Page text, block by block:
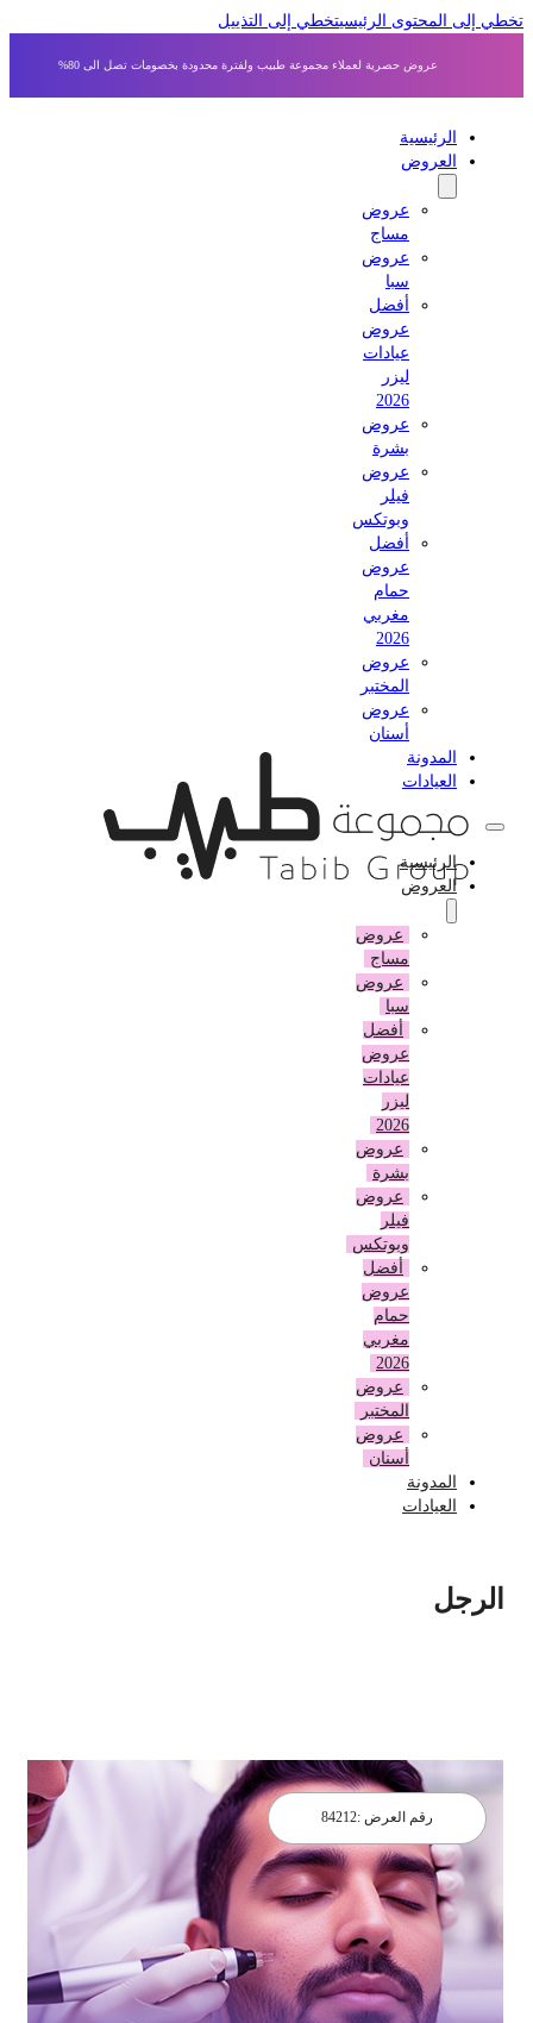
إلى المحتوى الرئيسي تخطي إلى التذييل
عروض حصرية لعملاء مجموعة طبيب ولفترة محدودة بخصومات تصل الى 80%
الرئيسية
العروض
عروض
مساج
عروض
أفضل
عروض
عيادات
2026
عروض
بشرة
عروض
وبوتكس
أفضل
عروض
حمام
مغربي
2026
عروض
المختبر
عروض
أسنان
المدونة
العيادات
الرئيسية
العروض
عروض
مساج
عروض
أفضل
عروض
عيادات
2026
عروض
بشرة
عروض
وبوتكس
أفضل
عروض
حمام
مغربي
2026
عروض
المختبر
عروض
أسنان
المدونة
العيادات
الرجل
رقم العرض : 84212